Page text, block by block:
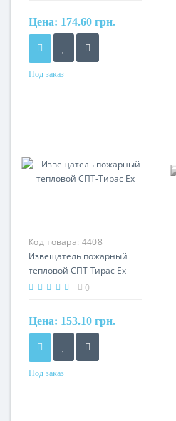
Цена: 174.60 грн.
Под заказ
Код товара: 4408
Извещатель пожарный
тепловой СПТ-Тирас Ех
0
Цена: 153.10 грн.
Под заказ